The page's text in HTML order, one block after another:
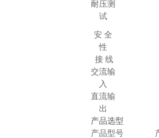
耐压测
试
安 全
性
接 线
交流输
入
直流输
出
产品选型
产品型号